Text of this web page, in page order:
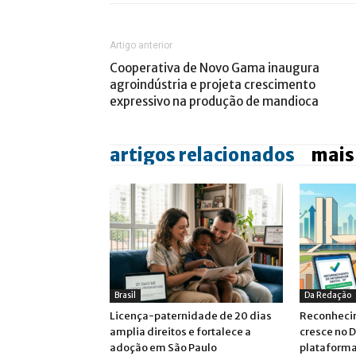
Artigo anterior
Cooperativa de Novo Gama inaugura
agroindústria e projeta crescimento
expressivo na produção de mandioca
artigos relacionados
Brasil
Licença-paternidade de 20 dias
amplia direitos e fortalece a
adoção em São Paulo
Da Redação
cresce no